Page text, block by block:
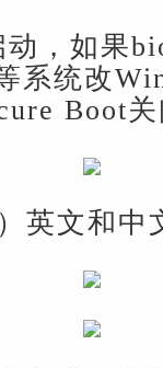
，如果
系统改
Boot
英文和中